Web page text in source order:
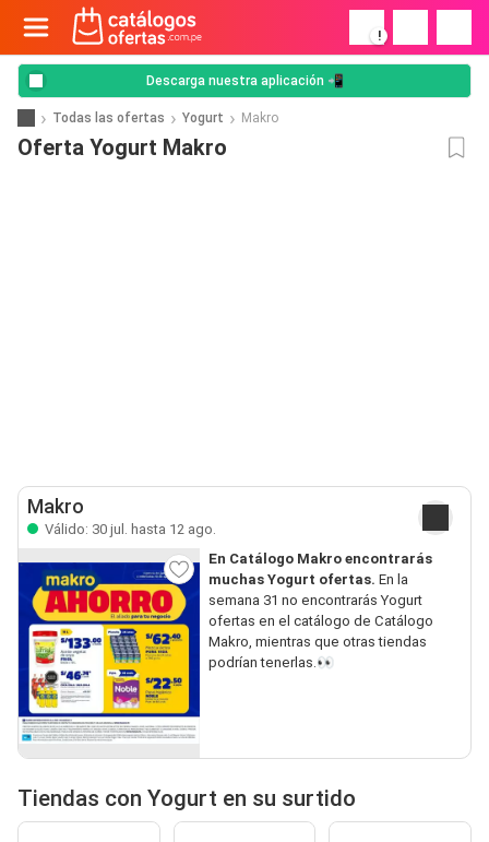
!
Descarga nuestra aplicación 📲
Todas las ofertas Yogurt Makro
Oferta Yogurt Makro
Makro
Válido: 30 jul. hasta 12 ago.
En Catálogo Makro encontrarás
muchas Yogurt ofertas. En la
semana 31 no encontrarás Yogurt
ofertas en el catálogo de Catálogo
Makro, mientras que otras tiendas
podrían tenerlas.👀
Tiendas con Yogurt en su surtido